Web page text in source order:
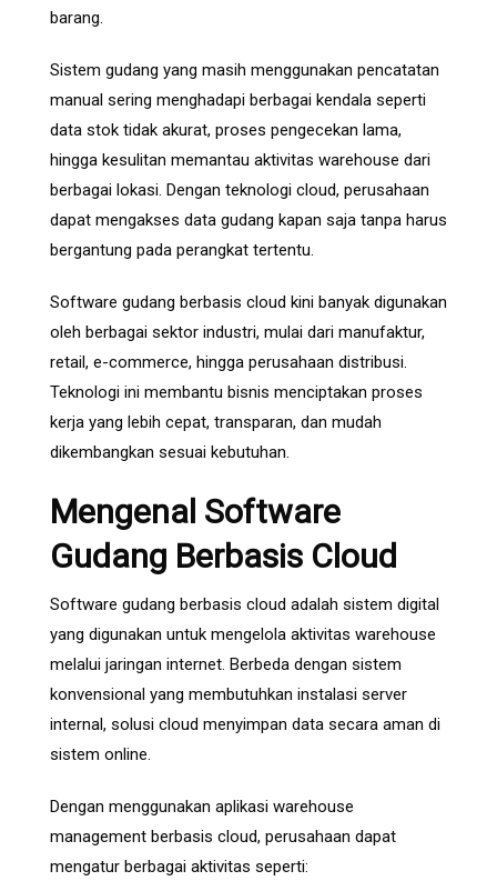
barang.
Sistem gudang yang masih menggunakan pencatatan
manual sering menghadapi berbagai kendala seperti
data stok tidak akurat, proses pengecekan lama,
hingga kesulitan memantau aktivitas warehouse dari
berbagai lokasi. Dengan teknologi cloud, perusahaan
dapat mengakses data gudang kapan saja tanpa harus
bergantung pada perangkat tertentu.
Software gudang berbasis cloud kini banyak digunakan
oleh berbagai sektor industri, mulai dari manufaktur,
retail, e-commerce, hingga perusahaan distribusi.
Teknologi ini membantu bisnis menciptakan proses
kerja yang lebih cepat, transparan, dan mudah
dikembangkan sesuai kebutuhan.
Mengenal Software
Gudang Berbasis Cloud
Software gudang berbasis cloud adalah sistem digital
yang digunakan untuk mengelola aktivitas warehouse
melalui jaringan internet. Berbeda dengan sistem
konvensional yang membutuhkan instalasi server
internal, solusi cloud menyimpan data secara aman di
sistem online.
Dengan menggunakan aplikasi warehouse
management berbasis cloud, perusahaan dapat
mengatur berbagai aktivitas seperti: